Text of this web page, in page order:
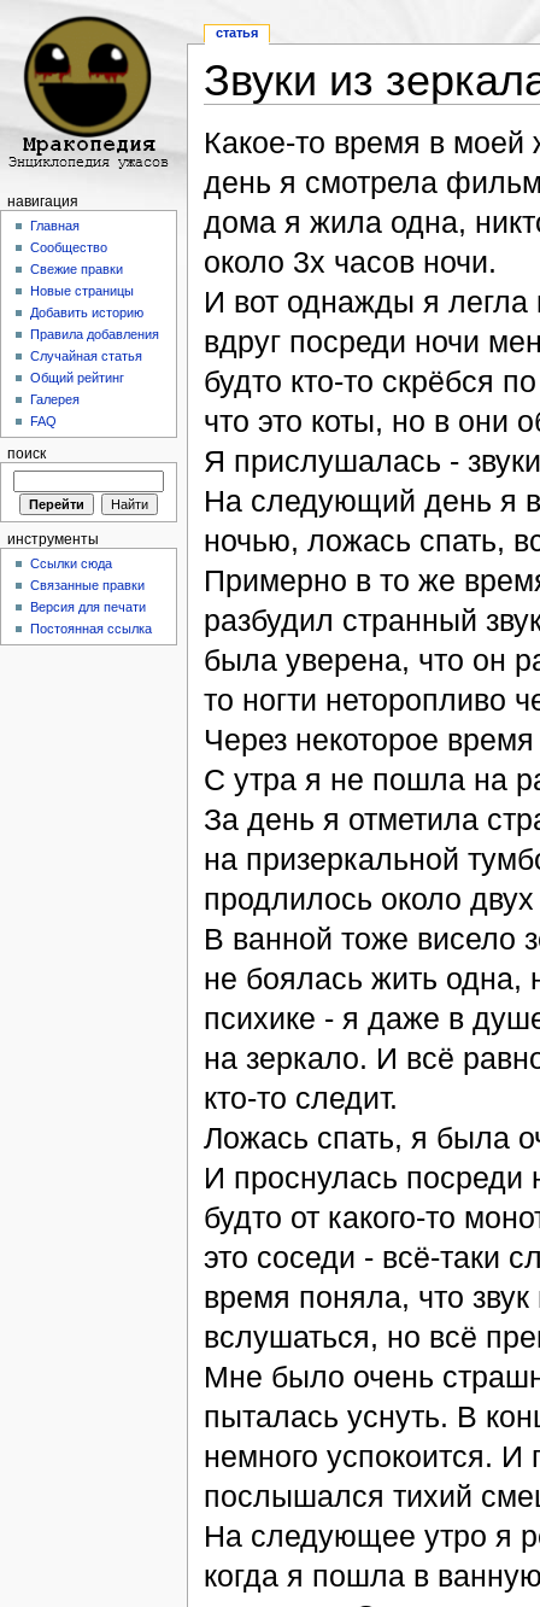
Звуки из
Какое-то время в
день я смотрела
дома я жила одна,
около 3х часов ночи.
И вот однажды я легла
вдруг посреди ночи
будто кто-то скрёбся
что это коты, но в они
Я прислушалась -
На следующий день я
ночью, ложась спать,
Примерно в то же
разбудил странный
была уверена, что он
то ногти неторопливо
Через некоторое
С утра я не пошла на
За день я отметила
на призеркальной
продлилось около
В ванной тоже висело
не боялась жить одна,
психике - я даже в
на зеркало. И всё
кто-то следит.
Ложась спать, я была
И проснулась посреди
будто от какого-то
это соседи - всё-таки
время поняла, что
вслушаться, но всё
Мне было очень
пыталась уснуть. В
немного успокоится. И
послышался тихий
На следующее утро я
когда я пошла в
статья
навигация
Главная
Сообщество
Свежие правки
Новые страницы
Добавить историю
Правила добавления
Случайная статья
Общий рейтинг
Галерея
FAQ
поиск
инструменты
Ссылки сюда
Связанные правки
Версия для печати
Постоянная ссылка